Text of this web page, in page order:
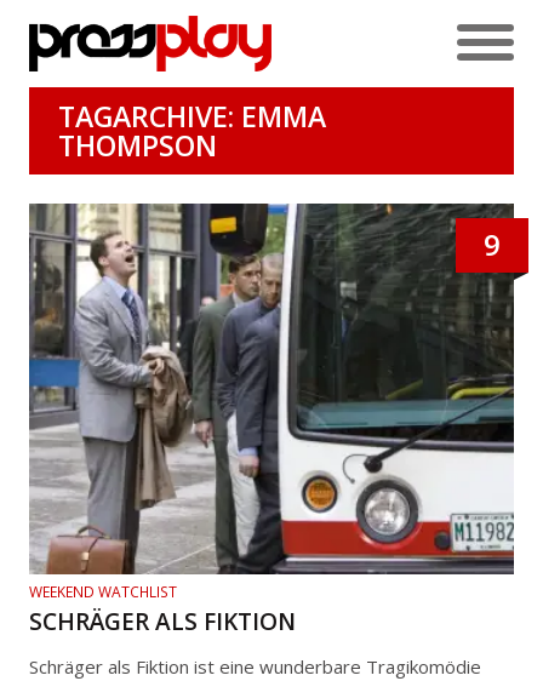
TAGARCHIVE: EMMA
THOMPSON
9
WEEKEND WATCHLIST
SCHRÄGER ALS FIKTION
Schräger als Fiktion ist eine wunderbare Tragikomödie